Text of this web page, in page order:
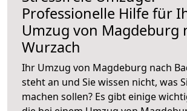
Professionelle Hilfe für
Umzug von Magdeburg
Wurzach
Ihr Umzug von Magdeburg nach
steht an und Sie wissen nicht, was
machen sollen? Es gibt einige